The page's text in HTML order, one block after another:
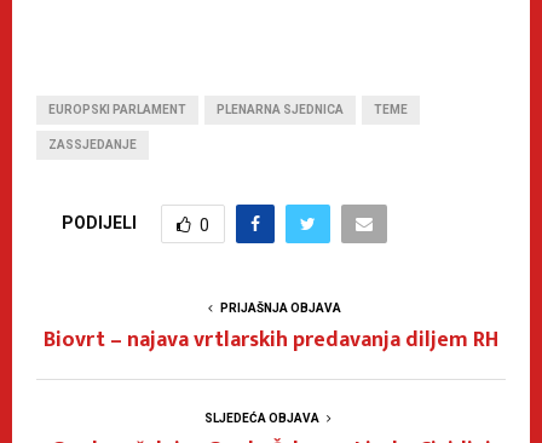
EUROPSKI PARLAMENT PLENARNA SJEDNICA TEME
ZASSJEDANJE
PODIJELI 0
PRIJAŠNJA OBJAVA
Biovrt – najava vrtlarskih predavanja diljem RH
SLJEDEĆA OBJAVA